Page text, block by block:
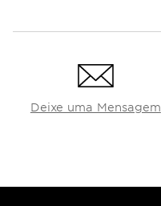
Deixe uma Mensagem